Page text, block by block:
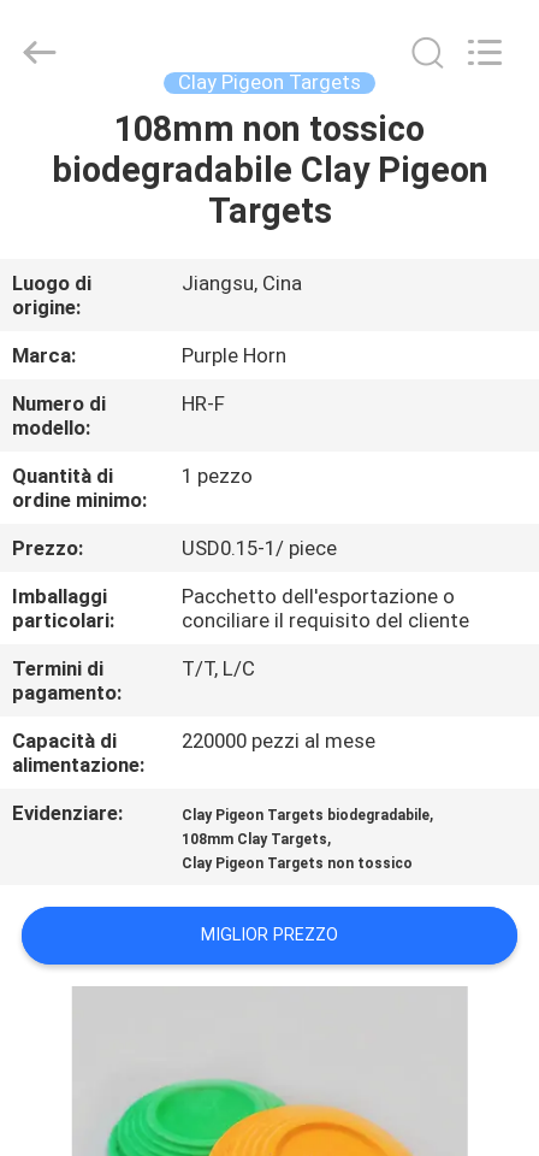
CIRCA
NOI
GIRO
DELLA
FABBRICA
CONTROLLO
DI
QUALITÀ
CONTATTICI
UNA
CITAZIONE
Clay Pigeon Targets
108mm non tossico
biodegradabile Clay Pigeon
Targets
Luogo di
origine:
Jiangsu, Cina
Marca:
Purple Horn
Numero di
modello:
HR-F
Quantità di
ordine minimo:
1 pezzo
Prezzo:
USD0.15-1/ piece
Imballaggi
particolari:
Pacchetto dell'esportazione o
conciliare il requisito del cliente
Termini di
pagamento:
T/T, L/C
Capacità di
alimentazione:
220000 pezzi al mese
Evidenziare: Clay Pigeon Targets biodegradabile,
108mm Clay Targets,
Clay Pigeon Targets non tossico
MIGLIOR PREZZO